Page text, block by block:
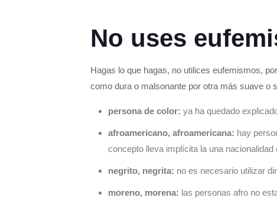
No uses
Hagas lo que hagas, no utilices eufemismos,
como dura o malsonante por otra más suave o
persona de color: ya ha quedado
afroamericano, afroamericana: hay
concepto lleva implícita la una
negrito, negrita: no es necesario utilizar
moreno, morena: las personas afro no